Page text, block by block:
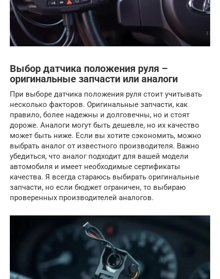
Выбор датчика положения руля –
оригинальные запчасти или аналоги
При выборе датчика положения руля стоит учитывать
несколько факторов. Оригинальные запчасти, как
правило, более надежны и долговечны, но и стоят
дороже. Аналоги могут быть дешевле, но их качество
может быть ниже. Если вы хотите сэкономить, можно
выбрать аналог от известного производителя. Важно
убедиться, что аналог подходит для вашей модели
автомобиля и имеет необходимые сертификаты
качества. Я всегда стараюсь выбирать оригинальные
запчасти, но если бюджет ограничен, то выбираю
проверенных производителей аналогов.